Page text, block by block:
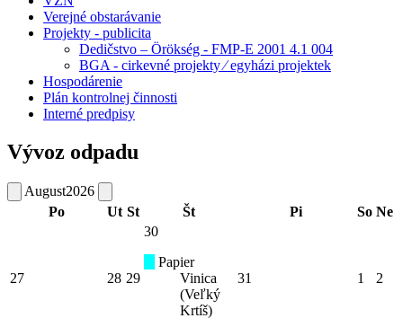
Verejné obstarávanie
Projekty - publicita
Dedičstvo – Örökség - FMP-E 2001 4.1 004
BGA - cirkevné projekty ⁄ egyházi projektek
Hospodárenie
Plán kontrolnej činnosti
Interné predpisy
Vývoz odpadu
August2026
Po
Ut St Št Pi So Ne
27 28 29
30
Papier
Vinica
(Veľký
Krtíš)
31 1 2